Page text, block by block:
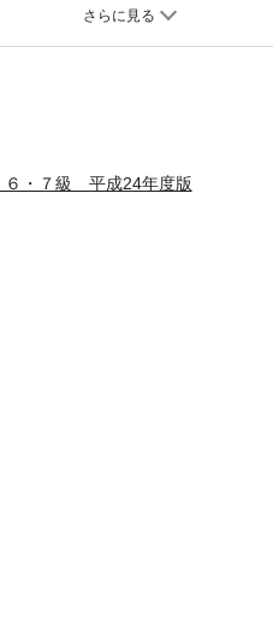
過去問題集。平成23年度に実施
・７級 平成24年度版